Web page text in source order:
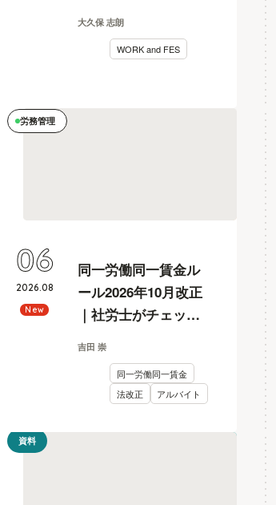
談所 vol.2レポート 中
大久保 志朗
WORK and FES
労務管理
同一労働同一賃金ル
ール2026年10月改正
｜社労士がチェック
吉田 崇
同一労働同一賃金
法改正
アルバイト
2026.08
06
New
資料